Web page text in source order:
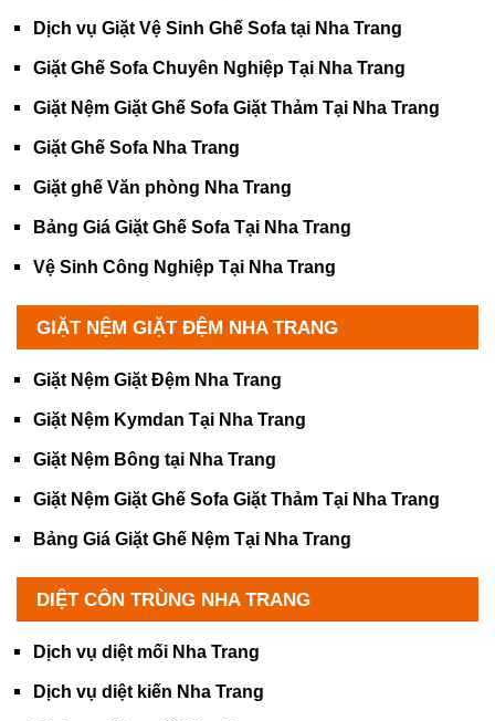
Dịch vụ Giặt Vệ Sinh Ghế Sofa tại Nha Trang
Giặt Ghế Sofa Chuyên Nghiệp Tại Nha Trang
Giặt Nệm Giặt Ghế Sofa Giặt Thảm Tại Nha Trang
Giặt Ghế Sofa Nha Trang
Giặt ghế Văn phòng Nha Trang
Bảng Giá Giặt Ghế Sofa Tại Nha Trang
Vệ Sinh Công Nghiệp Tại Nha Trang
GIẶT NỆM GIẶT ĐỆM NHA TRANG
Giặt Nệm Giặt Đệm Nha Trang
Giặt Nệm Kymdan Tại Nha Trang
Giặt Nệm Bông tại Nha Trang
Giặt Nệm Giặt Ghế Sofa Giặt Thảm Tại Nha Trang
Bảng Giá Giặt Ghế Nệm Tại Nha Trang
DIỆT CÔN TRÙNG NHA TRANG
Dịch vụ diệt mối Nha Trang
Dịch vụ diệt kiến Nha Trang